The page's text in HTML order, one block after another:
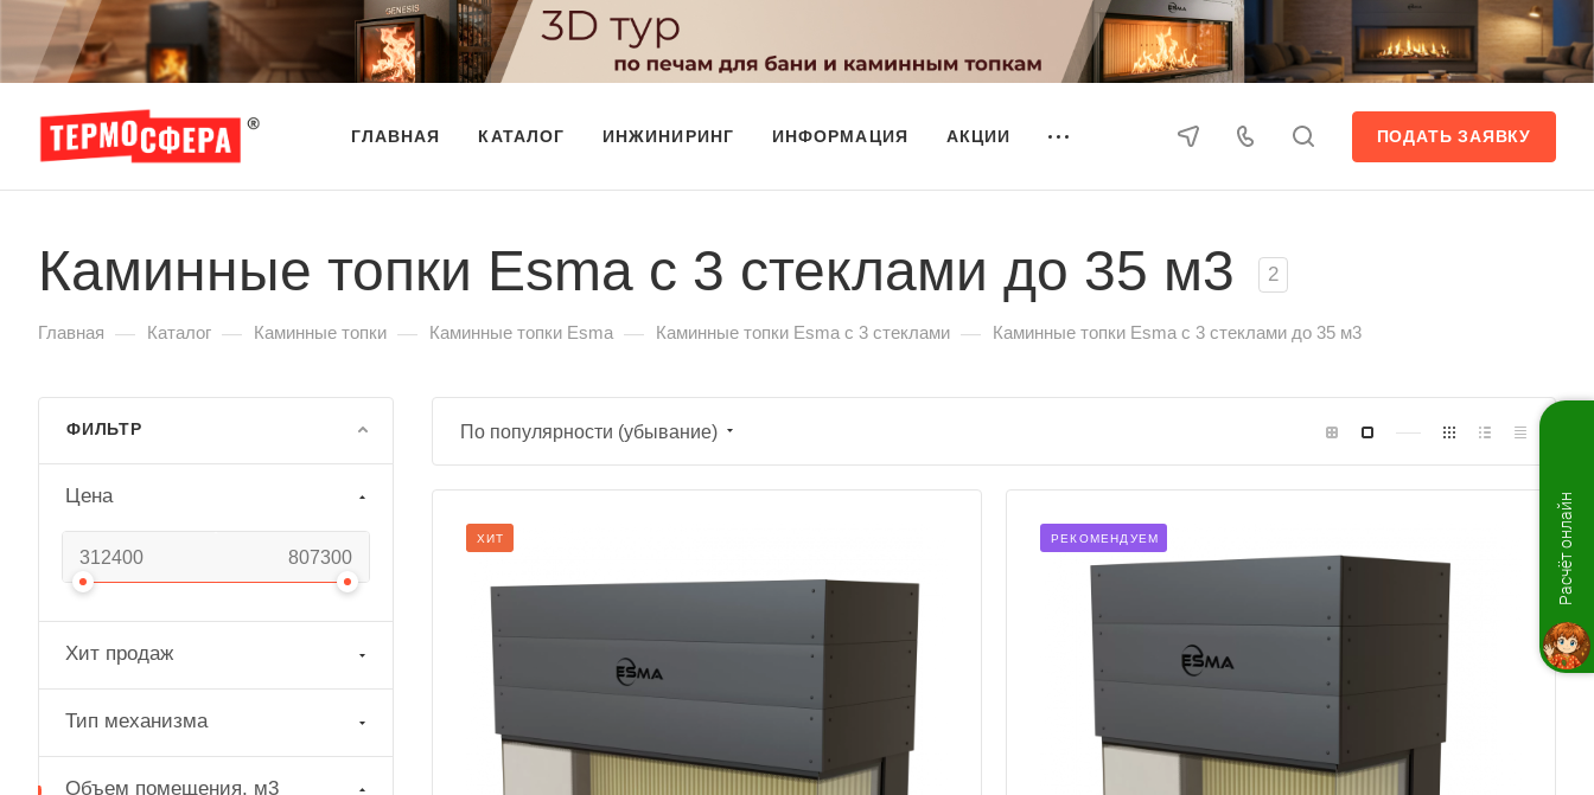
ГЛАВНАЯ КАТАЛОГ ИНЖИНИРИНГ ИНФОРМАЦИЯ АКЦИИ ПОДАТЬ ЗАЯВКУ
Каминные топки Esma с 3 стеклами до 35 м3 2
Главная — Каталог — Каминные топки — Каминные топки Esma — Каминные топки Esma с 3 стеклами — Каминные топки Esma с 3 стеклами до 35 м3
По популярности (убывание)
ХИТ РЕКОМЕНДУЕМ
ФИЛЬТР
Цена
Хит продаж
Тип механизма
Объем помещения, м3
Расчёт онлайн